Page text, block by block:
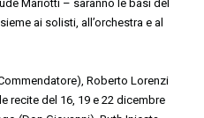
Mariotti – saranno le basi del
ai solisti, all’orchestra e al
Roberto Lorenzi
recite del 16, 19 e 22 dicembre